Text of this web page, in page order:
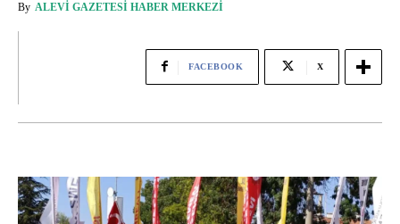
By ALEVI GAZETESI HABER MERKEZI
FACEBOOK X